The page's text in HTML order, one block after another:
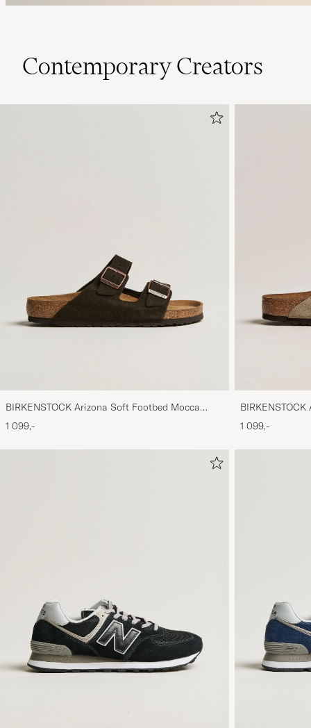
Contemporary Creators
BIRKENSTOCK Arizona Soft Footbed Mocca
Suede
1 099,-
Suede
1 099,-